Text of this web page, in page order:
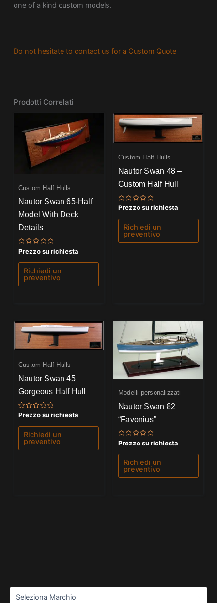
one of a kind custom models.
Do not hesitate to contact us for a Custom Quote
Prodotti Correlati
Custom Half Hulls
Nautor Swan 65-Half
Model With Deck
Details
Valutato
0
su
Prezzo su richiesta
Richiedi un
preventivo
Custom Half Hulls
Nautor Swan 48 –
Custom Half Hull
Valutato
su
Prezzo su richiesta
Richiedi un
preventivo
Custom Half Hulls
Nautor Swan 45
Gorgeous Half Hull
Valutato
su
Prezzo su richiesta
Richiedi un
preventivo
Modelli personalizzati
Nautor Swan 82
“Favonius”
Valutato
0
su
Prezzo su richiesta
Richiedi un
preventivo